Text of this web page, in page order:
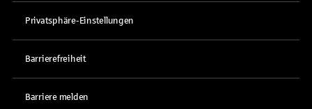
Privatsphäre-Einstellungen
Barrierefreiheit
Barriere melden